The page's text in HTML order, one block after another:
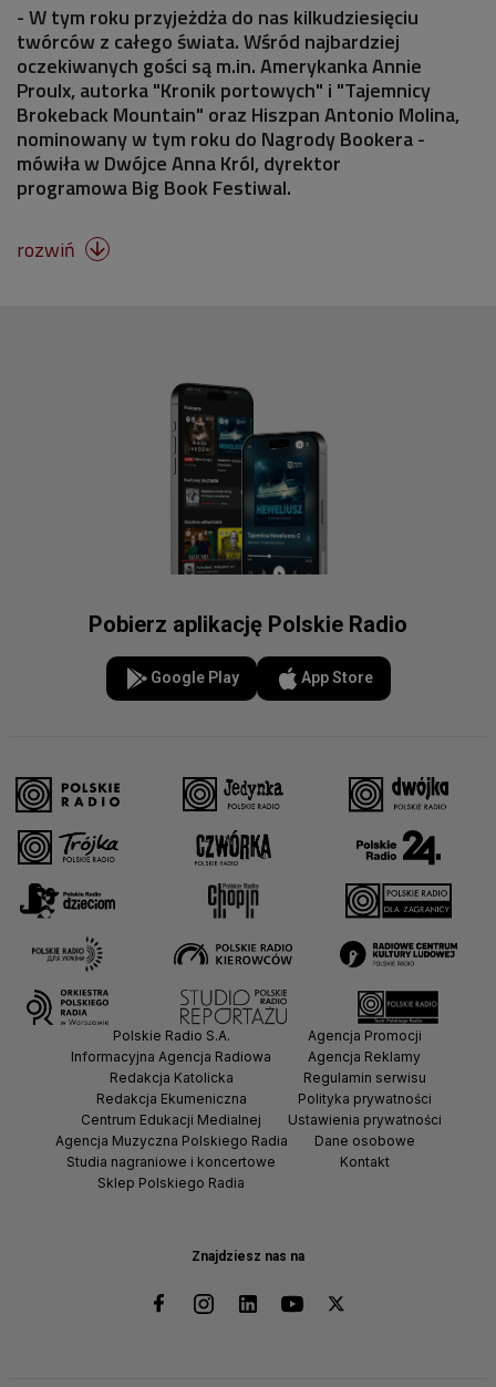
- W tym roku przyjeżdża do nas kilkudziesięciu
twórców z całego świata. Wśród najbardziej
oczekiwanych gości są m.in. Amerykanka Annie
Proulx, autorka "Kronik portowych" i "Tajemnicy
Brokeback Mountain" oraz Hiszpan Antonio Molina,
nominowany w tym roku do Nagrody Bookera -
mówiła w Dwójce Anna Król, dyrektor
programowa Big Book Festiwal.
rozwiń 
Pobierz aplikację Polskie Radio
Google Play App Store
Znajdziesz nas na
Polskie Radio S.A.
Informacyjna Agencja Radiowa
Redakcja Katolicka
Redakcja Ekumeniczna
Centrum Edukacji Medialnej
Agencja Muzyczna Polskiego Radia
Studia nagraniowe i koncertowe
Sklep Polskiego Radia
Agencja Promocji
Agencja Reklamy
Regulamin serwisu
Polityka prywatności
Ustawienia prywatności
Dane osobowe
Kontakt